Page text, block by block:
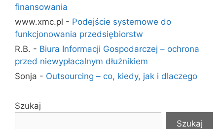
finansowania
www.xmc.pl - Podejście systemowe do
funkcjonowania przedsiębiorstw
R.B. - Biura Informacji Gospodarczej – ochrona
przed niewypłacalnym dłużnikiem
Sonja - Outsourcing – co, kiedy, jak i dlaczego
Szukaj
Szukaj